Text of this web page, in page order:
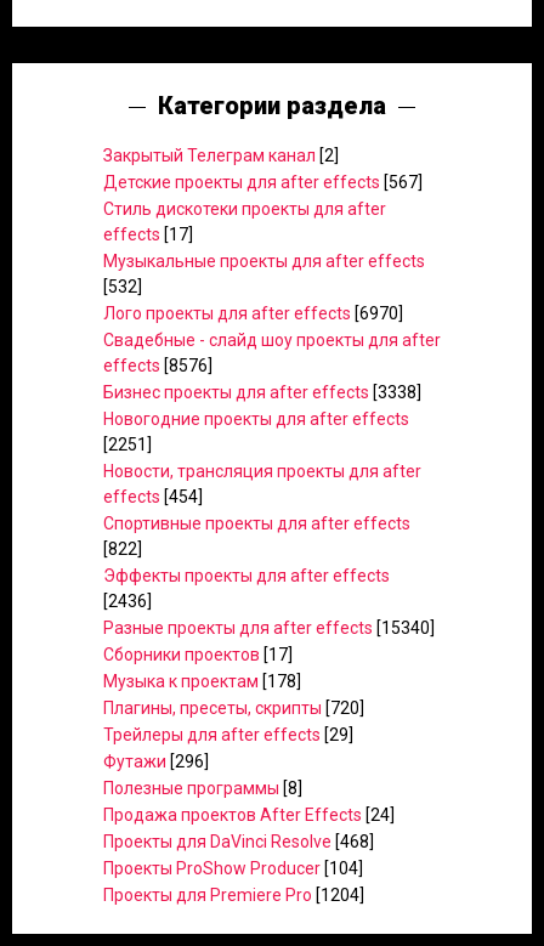
Категории раздела
Закрытый Телеграм канал [2]
Детские проекты для after effects [567]
Стиль дискотеки проекты для after
effects [17]
Музыкальные проекты для after effects
[532]
Лого проекты для after effects [6970]
Свадебные - слайд шоу проекты для after
effects [8576]
Бизнес проекты для after effects [3338]
Новогодние проекты для after effects
[2251]
Новости, трансляция проекты для after
effects [454]
Спортивные проекты для after effects
[822]
Эффекты проекты для after effects
[2436]
Разные проекты для after effects [15340]
Сборники проектов [17]
Музыка к проектам [178]
Плагины, пресеты, скрипты [720]
Трейлеры для after effects [29]
Футажи [296]
Полезные программы [8]
Продажа проектов After Effects [24]
Проекты для DaVinci Resolve [468]
Проекты ProShow Producer [104]
Проекты для Premiere Pro [1204]